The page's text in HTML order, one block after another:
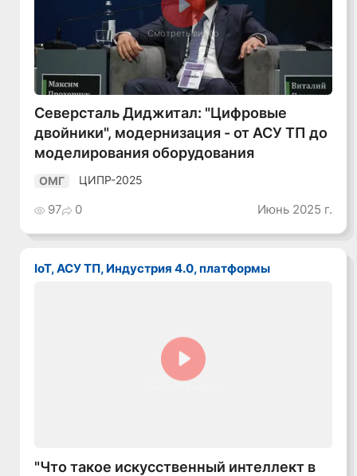
Смотреть видео
Северсталь Диджитал: "Цифровые
двойники", модернизация - от АСУ ТП до
моделирования оборудования
ОМГ ЦИПР-2025
97 0 Июнь 2025 г.
IoT, АСУ ТП, Индустрия 4.0, платформы
"Что такое искусственный интеллект в